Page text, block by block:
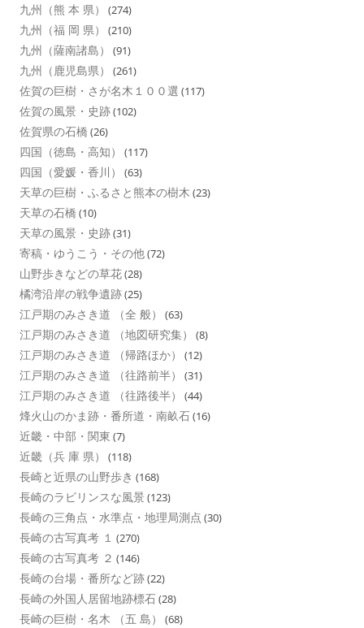
九州（熊 本 県） (274)
九州（福 岡 県） (210)
九州（薩南諸島） (91)
九州（鹿児島県） (261)
佐賀の巨樹・さが名木１００選 (117)
佐賀の風景・史跡(102)
佐賀県の石橋 (26)
四国（徳島・高知） (117)
四国（愛媛・香川） (63)
天草の巨樹・ふるさと熊本の樹木 (23)
天草の石橋 (10)
天草の風景・史跡(31)
寄稿・ゆうこう・その他(72)
山野歩きなどの草花(28)
橘湾沿岸の戦争遺跡(25)
江戸期のみさき道 （全 般） (63)
江戸期のみさき道 （地図研究集） (8)
江戸期のみさき道 （帰路ほか） (12)
江戸期のみさき道 （往路前半） (31)
江戸期のみさき道 （往路後半） (44)
烽火山のかま跡・番所道・南畝石(16)
近畿・中部・関東 (7)
近畿（兵 庫 県） (118)
長崎と近県の山野歩き (168)
長崎のラビリンスな風景 (123)
長崎の三角点・水準点・地理局測点 (30)
長崎の古写真考 １ (270)
長崎の古写真考 ２ (146)
長崎の台場・番所など跡(22)
長崎の外国人居留地跡標石(28)
長崎の巨樹・名木 （五 島） (68)